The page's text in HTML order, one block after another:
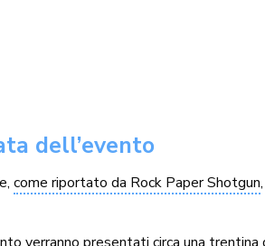
dell’evento
come riportato da Rock Paper Shotgun